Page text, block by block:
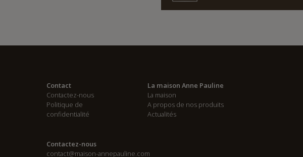
Contact
Contactez-nous
Politique de
confidentialité
La maison Anne Pauline
La maison
A propos de nos produits
Actualités
Contactez-nous
contact@maison-annepauline.com